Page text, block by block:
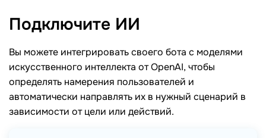
Подключите ИИ
Вы можете интегрировать своего бота с моделями
искусственного интеллекта от OpenAI, чтобы
определять намерения пользователей и
автоматически направлять их в нужный сценарий в
зависимости от цели или действий.